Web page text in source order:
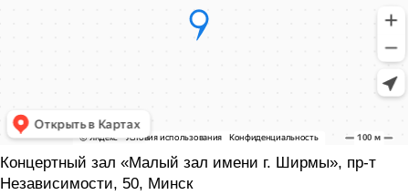
Концертный зал «Малый зал имени г. Ширмы», пр-т
Независимости, 50, Минск